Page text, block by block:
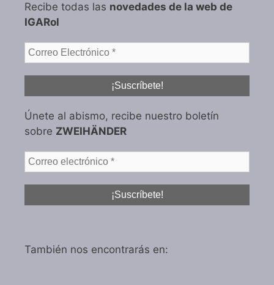
Recibe todas las novedades de la web de
IGARol
Únete al abismo, recibe nuestro boletín
sobre ZWEIHÄNDER
También nos encontrarás en: